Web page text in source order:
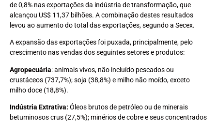
de 0,8% nas exportações da indústria de transformação, que
alcançou US$ 11,37 bilhões. A combinação destes resultados
levou ao aumento do total das exportações, segundo a Secex.
A expansão das exportações foi puxada, principalmente, pelo
crescimento nas vendas dos seguintes setores e produtos:
Agropecuária: animais vivos, não incluído pescados ou
crustáceos (737,7%); soja (38,8%) e milho não moído, exceto
milho doce (18,8%).
Indústria Extrativa: Óleos brutos de petróleo ou de minerais
betuminosos crus (27,5%); minérios de cobre e seus concentrados